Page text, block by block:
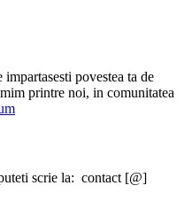
povestea ta de
printre noi, in comunitatea
scrie la: contact [@]